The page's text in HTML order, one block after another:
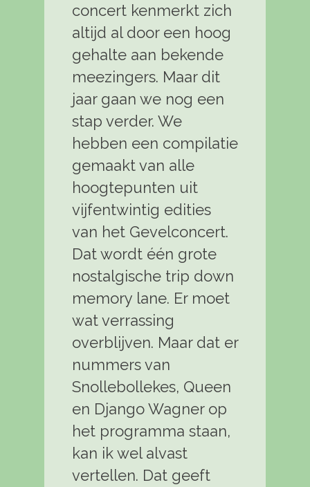
concert kenmerkt zich
altijd al door een hoog
gehalte aan bekende
meezingers. Maar dit
jaar gaan we nog een
stap verder. We
hebben een compilatie
gemaakt van alle
hoogtepunten uit
vijfentwintig edities
van het Gevelconcert.
Dat wordt één grote
nostalgische trip down
memory lane. Er moet
wat verrassing
overblijven. Maar dat er
nummers van
Snollebollekes, Queen
en Django Wagner op
het programma staan,
kan ik wel alvast
vertellen. Dat geeft